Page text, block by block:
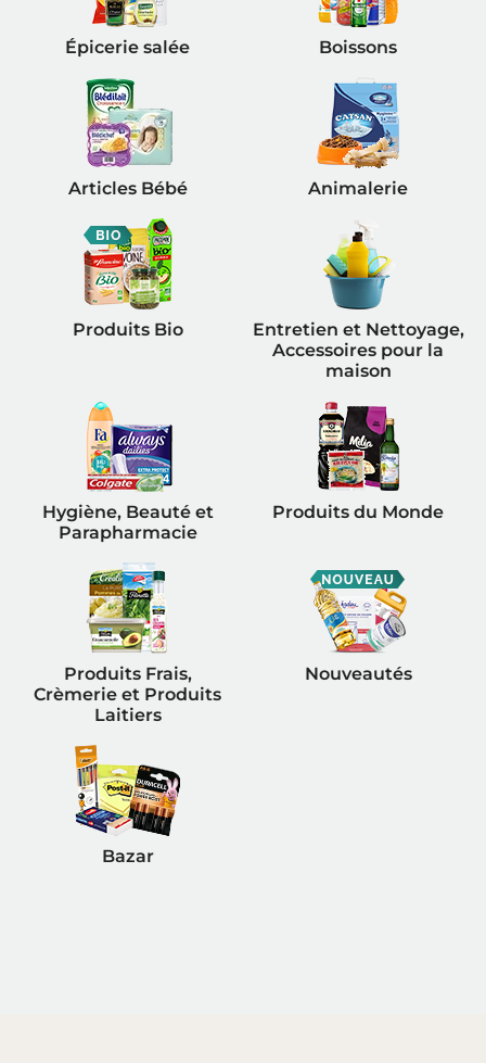
Épicerie salée Boissons
Articles Bébé Animalerie
Produits Bio
Entretien et Nettoyage,
Accessoires pour la
maison
Hygiène, Beauté et
Parapharmacie
Produits du Monde
Produits Frais,
Crèmerie et Produits
Laitiers
Nouveautés
Bazar